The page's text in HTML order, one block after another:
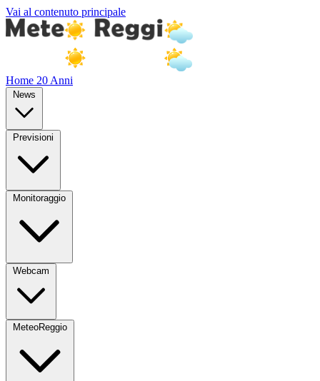
Vai al contenuto principale
Home 20 Anni
News
Previsioni
Monitoraggio
Webcam
MeteoReggio